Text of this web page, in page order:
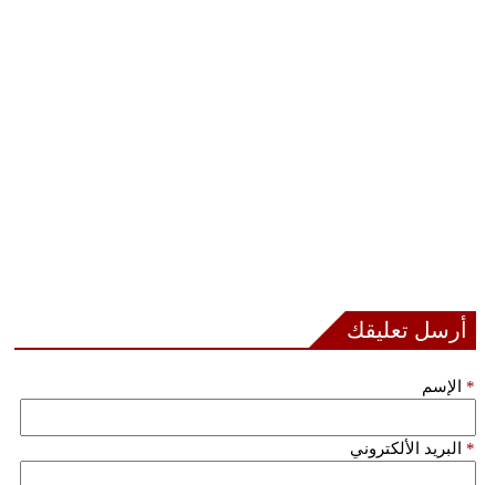
مدوَّنات
أبراج
أرسل تعليقك
الإسم *
البريد الألكتروني *